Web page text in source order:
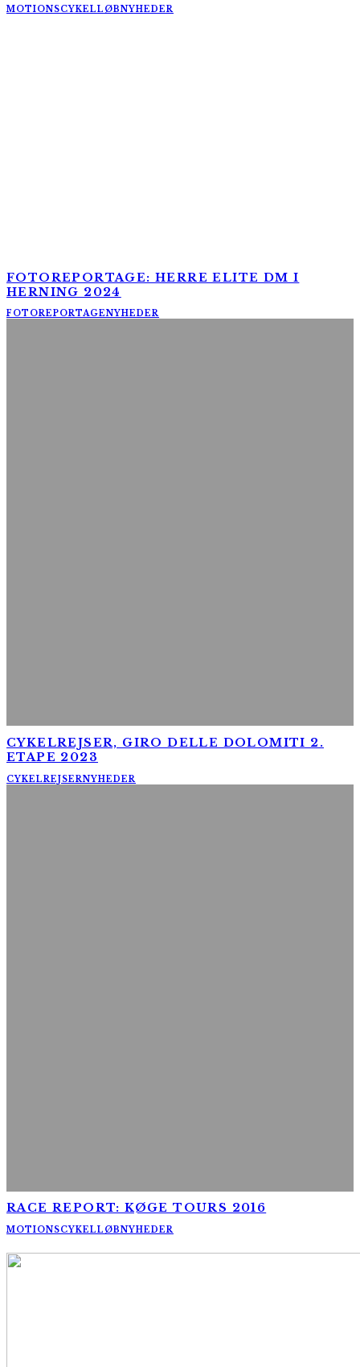
MOTIONSCYKELLØBNYHEDER
FOTOREPORTAGE: HERRE ELITE DM I
HERNING 2024
FOTOREPORTAGENYHEDER
CYKELREJSER, GIRO DELLE DOLOMITI 2.
ETAPE 2023
CYKELREJSERNYHEDER
RACE REPORT: KØGE TOURS 2016
MOTIONSCYKELLØBNYHEDER